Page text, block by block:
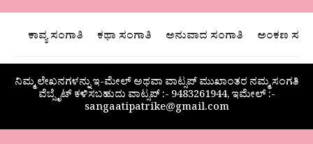
ಕಾವ್ಯ ಸಂಗಾತಿ ಕಥಾ ಸಂಗಾತಿ ಅನುವಾದ ಸಂಗಾತಿ ಅಂಕಣ
ನಿಮ್ಮ ಲೇಖನಗಳನ್ನು ಇ-ಮೇಲ್ ಅಥವಾ ವಾಟ್ಸಪ್ ಮುಖಾಂತರ ನಮ್ಮ ಸಂಗತಿ
ವೆಬ್ಸೈಟ್ ಕಳಿಸಬಹುದು ವಾಟ್ಸಪ್‌ :- 9483261944, ಇಮೇಲ್ :-
sangaatipatrike@gmail.com